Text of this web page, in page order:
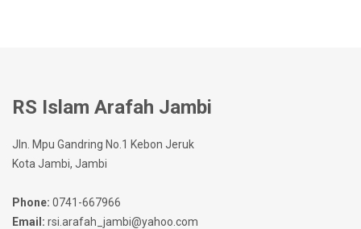
RS Islam Arafah Jambi
Jln. Mpu Gandring No.1 Kebon Jeruk
Kota Jambi, Jambi
Phone: 0741-667966
Email: rsi.arafah_jambi@yahoo.com